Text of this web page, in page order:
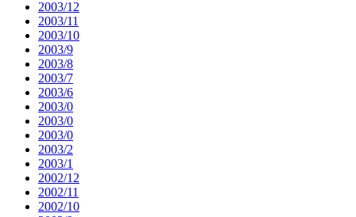
2003/12
2003/11
2003/10
2003/9
2003/8
2003/7
2003/6
2003/0
2003/0
2003/0
2003/2
2003/1
2002/12
2002/11
2002/10